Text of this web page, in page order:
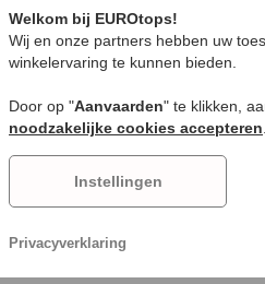
4.5 van 5 sterren
het verifiëren van
Welkom bij EUROtops!
Wij en onze partners hebben uw
winkelervaring te kunnen bieden.
Door op "Aanvaarden" te klikken,
noodzakelijke cookies accepteren
Instellingen
Privacyverklaring